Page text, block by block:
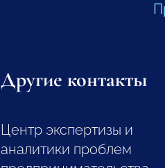
Другие контакты
Центр экспертизы и
аналитики проблем